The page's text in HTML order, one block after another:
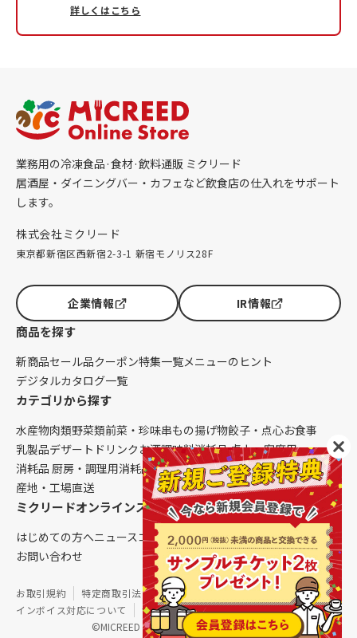
詳しくはこちら
業務用の冷凍食品·食材·飲料通販 ミクリード
居酒屋・ダイニングバー・カフェなど飲食店の仕入れをサポート
します。
株式会社ミクリード
東京都新宿区西新宿2-3-1 新宿モノリス28F
企業情報 IR情報
商品を探す
新商品セール品クーポン特集一覧メニューのヒント
デジタルカタログ一覧
カテゴリから探す
水産物肉類野菜類前菜・珍味串もの揚げ物餃子・点心お食事
乳製品デザート ドリンク お酒調味料消耗品 卓上・客席用
消耗品 厨房・調理用消耗品 クレンリネス生鮮品（配送便限定）
産地・工場直送
ミクリードオンラインストアについて
はじめての方へニュースコラムご利用ガイド会社概要
お問い合わせ
©MICREED CO.,LTD. All Rights Reserved.
お取引規約 特定商取引法に基づく表記
個人情報保護方針
インボイス対応について
サイトマップ